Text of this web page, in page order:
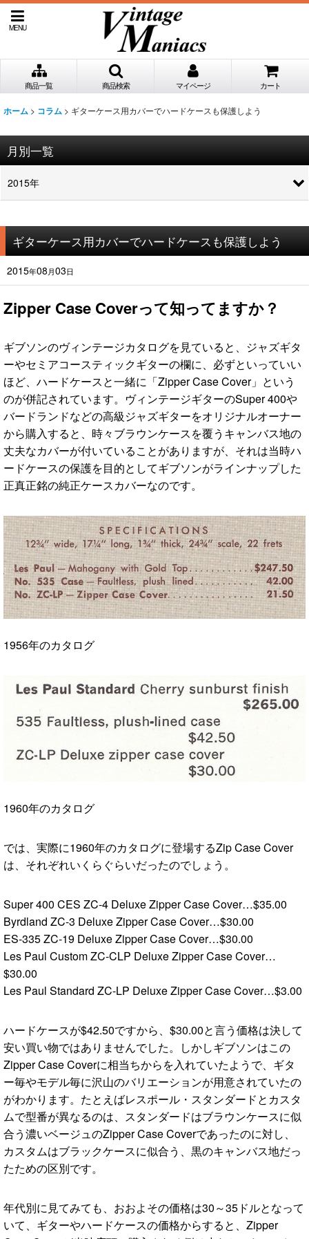
MENU
商品一覧 商品検索 マイページ カート
ホーム > コラム > ギターケース用カバーでハードケースも保護しよう
ギターケース用カバーでハードケースも保護しよう
2015年08 月03日
Zipper Case Coverって知ってますか？
ギブソンのヴィンテージカタログを見ていると、ジャズギタ
ーやセミアコースティックギターの欄に、必ずといっていい
ほど、ハードケースと一緒に「Zipper Case Cover」という
のが併記されています。ヴィンテージギターのSuper 400や
バードランドなどの高級ジャズギターをオリジナルオーナー
から購入すると、時々ブラウンケースを覆うキャンバス地の
丈夫なカバーが付いていることがありますが、それは当時ハ
ードケースの保護を目的としてギブソンがラインナップした
正真正銘の純正ケースカバーなのです。
1956年のカタログ
1960年のカタログ
では、実際に1960年のカタログに登場するZip Case Cover
は、それぞれいくらぐらいだったのでしょう。
Super 400 CES ZC-4 Deluxe Zipper Case Cover…$35.00
Byrdland ZC-3 Deluxe Zipper Case Cover…$30.00
ES-335 ZC-19 Deluxe Zipper Case Cover…$30.00
Les Paul Custom ZC-CLP Deluxe Zipper Case Cover…
$30.00
Les Paul Standard ZC-LP Deluxe Zipper Case Cover…$3.00
ハードケースが$42.50ですから、$30.00と言う価格は決して
安い買い物ではありませんでした。しかしギブソンはこの
Zipper Case Coverに相当ちからを入れていたようで、ギタ
ー毎やモデル毎に沢山のバリエーションが用意されていたの
がわかります。たとえばレスポール・スタンダードとカスタ
ムで型番が異なるのは、スタンダードはブラウンケースに似
合う濃いベージュのZipper Case Coverであったのに対し、
カスタムはブラックケースに似合う、黒のキャンバス地だっ
たための区別です。
年代別に見てみても、おおよその価格は30～35ドルとなって
いて、ギターやハードケースの価格からすると、Zipper
月別一覧
2015年